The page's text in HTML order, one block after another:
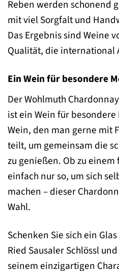
Reben werden schonend
mit viel Sorgfalt und
Das Ergebnis sind Weine
Qualität, die international
Ein Wein für besondere
Der Wohlmuth
ist ein Wein für
Wein, den man gerne mit
teilt, um gemeinsam die
zu genießen. Ob zu
einfach nur so, um sich
machen – dieser
Wahl.
Schenken Sie sich ein
Ried Sausaler Schlössl
seinem einzigartigen